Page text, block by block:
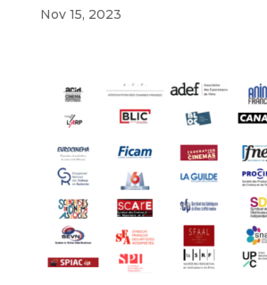
Nov 15, 2023